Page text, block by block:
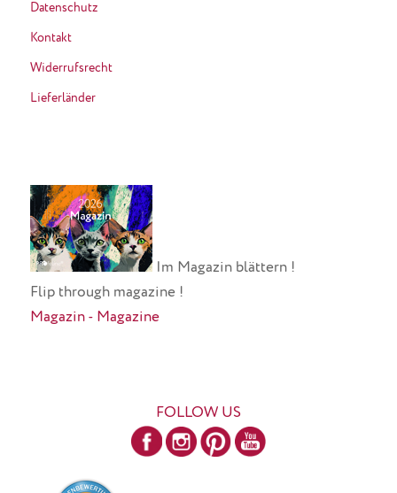
Datenschutz
Kontakt
Widerrufsrecht
Lieferländer
Im Magazin blättern !
Flip through magazine !
Magazin - Magazine
FOLLOW US